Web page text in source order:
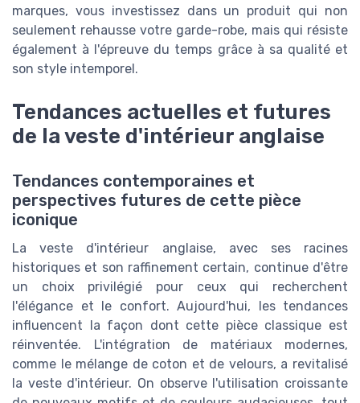
marques, vous investissez dans un produit qui non
seulement rehausse votre garde-robe, mais qui résiste
également à l'épreuve du temps grâce à sa qualité et
son style intemporel.
Tendances actuelles et futures
de la veste d'intérieur anglaise
Tendances contemporaines et
perspectives futures de cette pièce
iconique
La veste d'intérieur anglaise, avec ses racines
historiques et son raffinement certain, continue d'être
un choix privilégié pour ceux qui recherchent
l'élégance et le confort. Aujourd'hui, les tendances
influencent la façon dont cette pièce classique est
réinventée. L'intégration de matériaux modernes,
comme le mélange de coton et de velours, a revitalisé
la veste d'intérieur. On observe l'utilisation croissante